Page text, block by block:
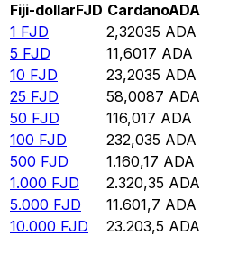
Fiji-dollarFJD CardanoADA
1 FJD 2,32035 ADA
5 FJD 11,6017 ADA
10 FJD 23,2035 ADA
25 FJD 58,0087 ADA
50 FJD 116,017 ADA
100 FJD 232,035 ADA
500 FJD 1.160,17 ADA
1.000 FJD 2.320,35 ADA
5.000 FJD 11.601,7 ADA
10.000 FJD 23.203,5 ADA